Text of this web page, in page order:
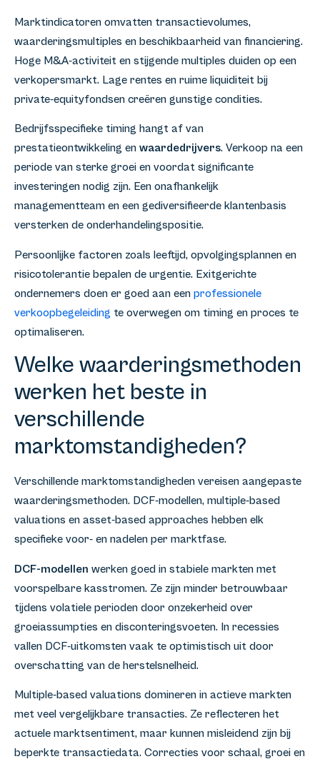
Marktindicatoren omvatten transactievolumes,
waarderingsmultiples en beschikbaarheid van financiering.
Hoge M&A-activiteit en stijgende multiples duiden op een
verkopersmarkt. Lage rentes en ruime liquiditeit bij
private-equityfondsen creëren gunstige condities.
Bedrijfsspecifieke timing hangt af van
prestatieontwikkeling en waardedrijvers. Verkoop na een
periode van sterke groei en voordat significante
investeringen nodig zijn. Een onafhankelijk
managementteam en een gediversifieerde klantenbasis
versterken de onderhandelingspositie.
Persoonlijke factoren zoals leeftijd, opvolgingsplannen en
risicotolerantie bepalen de urgentie. Exitgerichte
ondernemers doen er goed aan een professionele
verkoopbegeleiding te overwegen om timing en proces te
optimaliseren.
Welke waarderingsmethoden
werken het beste in
verschillende
marktomstandigheden?
Verschillende marktomstandigheden vereisen aangepaste
waarderingsmethoden. DCF-modellen, multiple-based
valuations en asset-based approaches hebben elk
specifieke voor- en nadelen per marktfase.
DCF-modellen werken goed in stabiele markten met
voorspelbare kasstromen. Ze zijn minder betrouwbaar
tijdens volatiele perioden door onzekerheid over
groeiassumpties en disconteringsvoeten. In recessies
vallen DCF-uitkomsten vaak te optimistisch uit door
overschatting van de herstelsnelheid.
Multiple-based valuations domineren in actieve markten
met veel vergelijkbare transacties. Ze reflecteren het
actuele marktsentiment, maar kunnen misleidend zijn bij
beperkte transactiedata. Correcties voor schaal, groei en